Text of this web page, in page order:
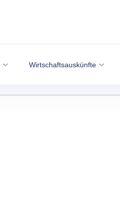
Wirtschaftsauskünfte